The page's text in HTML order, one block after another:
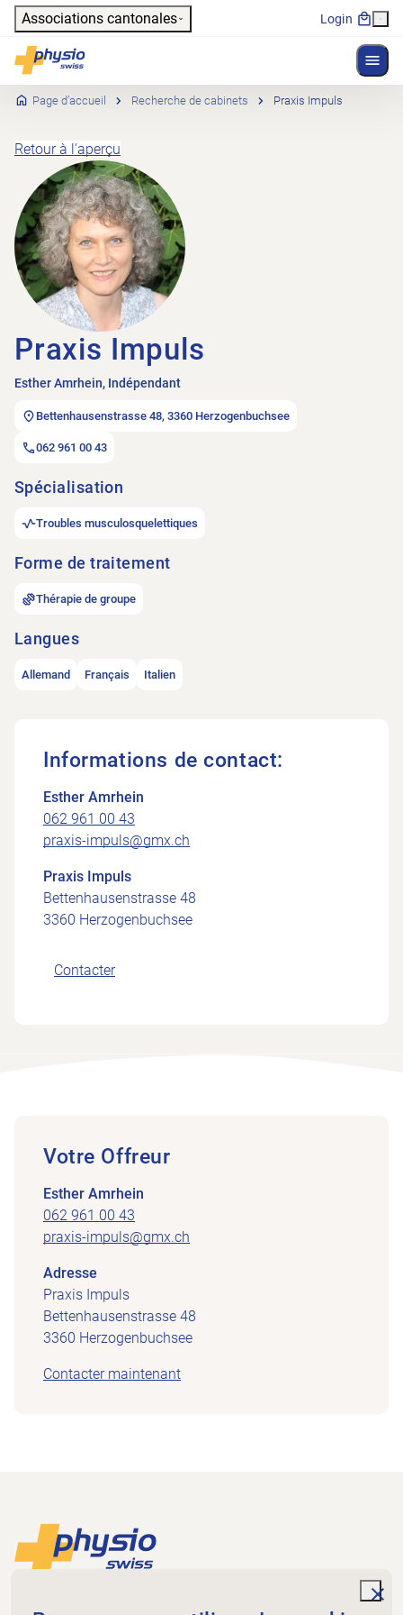
Header
Associations cantonales Login
Physioswiss
Navigation principale
Page d’accueil Recherche de cabinets Praxis Impuls
Retour à l'aperçu
Praxis Impuls
Esther Amrhein, Indépendant
Bettenhausenstrasse 48, 3360 Herzogenbuchsee
062 961 00 43
Spécialisation
Troubles musculosquelettiques
Forme de traitement
Thérapie de groupe
Langues
Allemand Français Italien
Informations de contact:
Esther Amrhein
062 961 00 43
praxis-impuls@gmx.ch
Praxis Impuls
Bettenhausenstrasse 48
3360 Herzogenbuchsee
Contacter
Votre Offreur
Esther Amrhein
062 961 00 43
praxis-impuls@gmx.ch
Adresse
Praxis Impuls
Bettenhausenstrasse 48
3360 Herzogenbuchsee
Contacter maintenant
Footer